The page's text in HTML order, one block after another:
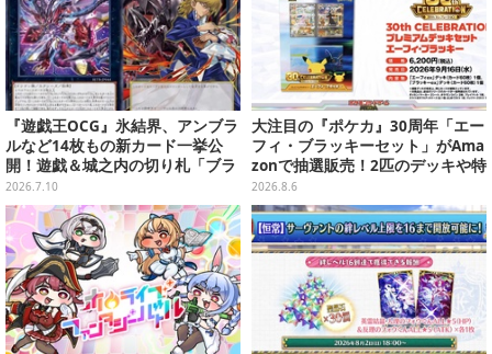
『遊戯王OCG』氷結界、アンブラ
ルなど14枚もの新カード一挙公
開！遊戯＆城之内の切り札「ブラ
ック・デーモンズ・ドラゴン」も
新たな装いで登場
2026.7.10
大注目の『ポケカ』30周年「エー
フィ・ブラッキーセット」がAma
zonで抽選販売！2匹のデッキや特
別カードを収録
2026.8.6